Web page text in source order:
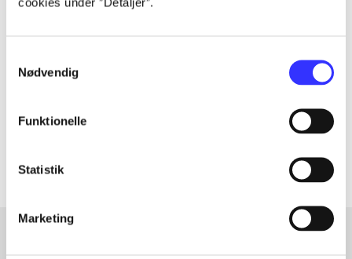
Nødvendig
Funktionelle
Statistik
Marketing